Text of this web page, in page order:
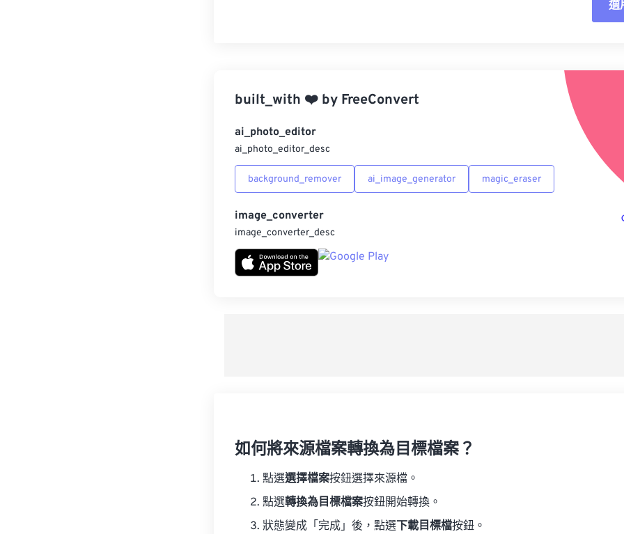
適
built_with ❤️ by FreeConvert
ai_photo_editor
ai_photo_editor_desc
background_remover ai_image_generator magic_eraser
image_converter
image_converter_desc
如何將來源檔案轉換為目標檔案？
點選選擇檔案按鈕選擇來源檔。
點選轉換為目標檔案按鈕開始轉換。
狀態變成「完成」後，點選 下載目標檔按鈕。